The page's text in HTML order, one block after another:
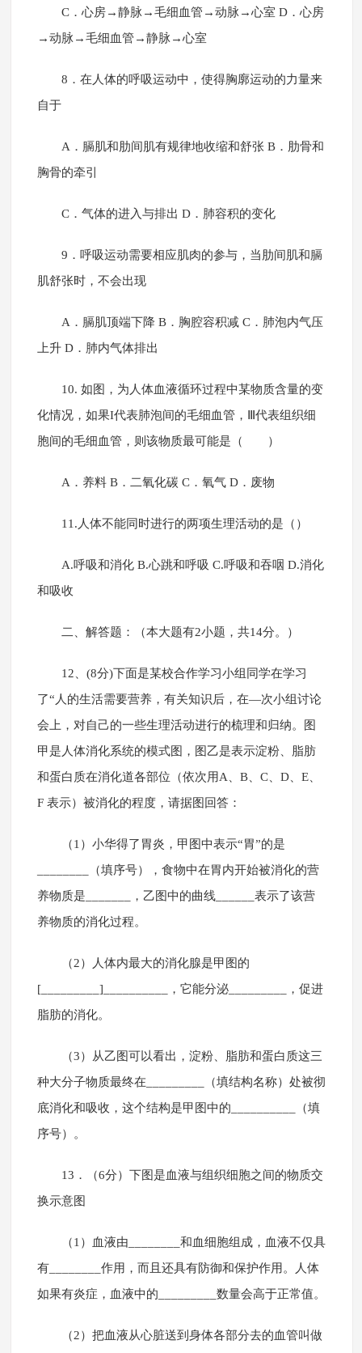
C．心房→静脉→毛细血管→动脉→心室 D．心房
→动脉→毛细血管→静脉→心室
8．在人体的呼吸运动中，使得胸廓运动的力量来
自于
A．膈肌和肋间肌有规律地收缩和舒张 B．肋骨和
胸骨的牵引
C．气体的进入与排出 D．肺容积的变化
9．呼吸运动需要相应肌肉的参与，当肋间肌和膈
肌舒张时，不会出现
A．膈肌顶端下降 B．胸腔容积减 C．肺泡内气压
上升 D．肺内气体排出
10. 如图，为人体血液循环过程中某物质含量的变
化情况，如果I代表肺泡间的毛细血管，Ⅲ代表组织细
胞间的毛细血管，则该物质最可能是（ ）
A．养料 B．二氧化碳 C．氧气 D．废物
11.人体不能同时进行的两项生理活动的是（）
A.呼吸和消化 B.心跳和呼吸 C.呼吸和吞咽 D.消化
和吸收
二、解答题：（本大题有2小题，共14分。）
12、(8分)下面是某校合作学习小组同学在学习
了“人的生活需要营养，有关知识后，在—次小组讨论
会上，对自己的一些生理活动进行的梳理和归纳。图
甲是人体消化系统的模式图，图乙是表示淀粉、脂肪
和蛋白质在消化道各部位（依次用A、B、C、D、E、
F 表示）被消化的程度，请据图回答：
（1）小华得了胃炎，甲图中表示“胃”的是
________（填序号），食物中在胃内开始被消化的营
养物质是_______，乙图中的曲线______表示了该营
养物质的消化过程。
（2）人体内最大的消化腺是甲图的
[_________]__________，它能分泌_________，促进
脂肪的消化。
（3）从乙图可以看出，淀粉、脂肪和蛋白质这三
种大分子物质最终在_________（填结构名称）处被彻
底消化和吸收，这个结构是甲图中的__________（填
序号）。
13．（6分）下图是血液与组织细胞之间的物质交
换示意图
（1）血液由________和血细胞组成，血液不仅具
有________作用，而且还具有防御和保护作用。人体
如果有炎症，血液中的_________数量会高于正常值。
（2）把血液从心脏送到身体各部分去的血管叫做